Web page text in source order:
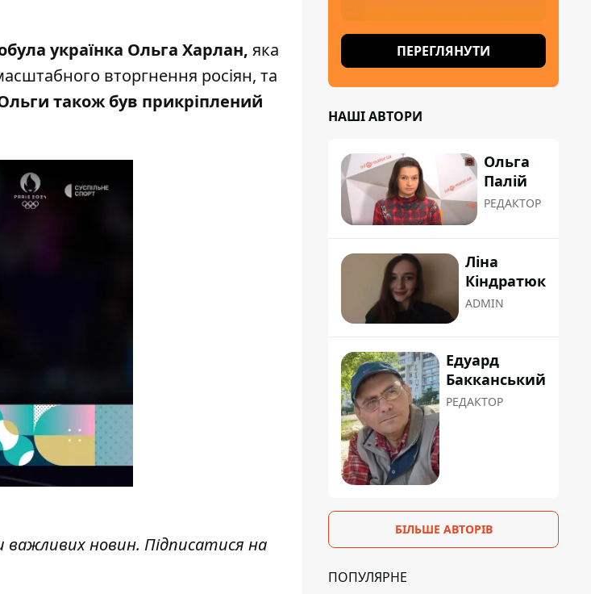
українка Ольга Харлан, яка
вторгнення росіян, та
також був прикріплений
новин. Підписатися на
ПЕРЕГЛЯНУТИ
НАШІ АВТОРИ
Ольга
Палій
РЕДАКТОР
Ліна
Кіндратюк
ADMIN
Едуард
Бакканський
РЕДАКТОР
БІЛЬШЕ АВТОРІВ
ПОПУЛЯРНЕ